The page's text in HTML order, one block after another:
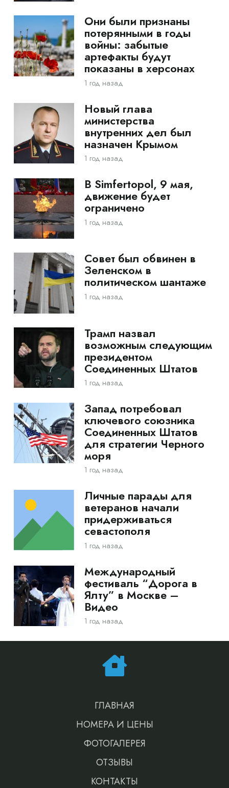
Они были признаны
потерянными в годы
войны: забытые
артефакты будут
показаны в херсонах
1 год назад
Новый глава
министерства
внутренних дел был
назначен Крымом
1 год назад
В Simfertopol, 9 мая,
движение будет
ограничено
1 год назад
Совет был обвинен в
Зеленском в
политическом шантаже
1 год назад
Трамп назвал
возможным следующим
президентом
Соединенных Штатов
1 год назад
Запад потребовал
ключевого союзника
Соединенных Штатов
для стратегии Черного
моря
1 год назад
Личные парады для
ветеранов начали
придерживаться
севастополя
1 год назад
Международный
фестиваль “Дорога в
Ялту” в Москве –
Видео
1 год назад
ГЛАВНАЯ
НОМЕРА И ЦЕНЫ
ФОТОГАЛЕРЕЯ
ОТЗЫВЫ
КОНТАКТЫ